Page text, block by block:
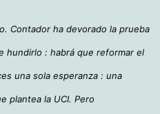
Contador ha devorado la prueba
hundirlo : habrá que reformar el
una sola esperanza : una
plantea la UCI. Pero